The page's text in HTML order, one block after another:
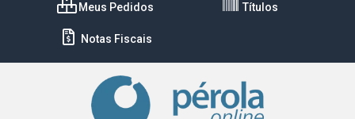
Meus Pedidos Títulos
Notas Fiscais